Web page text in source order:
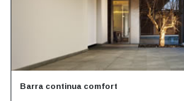
Barra continua comfort